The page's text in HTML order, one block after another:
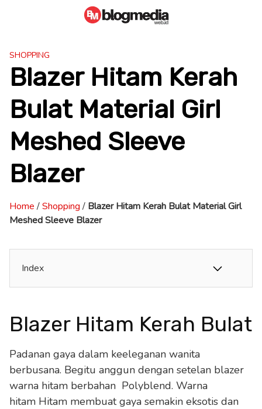
SHOPPING
Blazer Hitam Kerah
Bulat Material Girl
Meshed Sleeve
Blazer
Home /Shopping / Blazer Hitam Kerah Bulat Material Girl
Meshed Sleeve Blazer
Index
Blazer Hitam Kerah Bulat
Padanan gaya dalam keeleganan wanita
berbusana. Begitu anggun dengan setelan blazer
warna hitam berbahan Polyblend. Warna
hitam Hitam membuat gaya semakin eksotis dan